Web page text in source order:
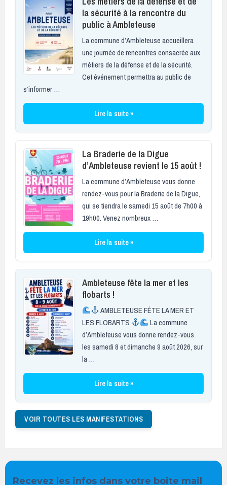
la sécurité à la rencontre du
public à Ambleteuse
La commune d’Ambleteuse accueillera
une journée de rencontres consacrée aux
métiers de la défense et de la sécurité.
Cet événement permettra au public de
s’informer …
Lire la suite »
La Braderie de la Digue
d’Ambleteuse revient le 15 août !
La commune d’Ambleteuse vous donne
rendez-vous pour la Braderie de la Digue,
qui se tiendra le samedi 15 août de 7h00 à
19h00. Venez nombreux …
Lire la suite »
Ambleteuse fête la mer et les
flobarts !
AMBLETEUSE FÊTE LA MER ET
LES FLOBARTS
La commune
d’Ambleteuse vous donne rendez-vous
les samedi 8 et dimanche 9 août 2026, sur
la …
Lire la suite »
VOIR TOUTES LES MANIFESTATIONS
Recevez les infos dans votre boite mail